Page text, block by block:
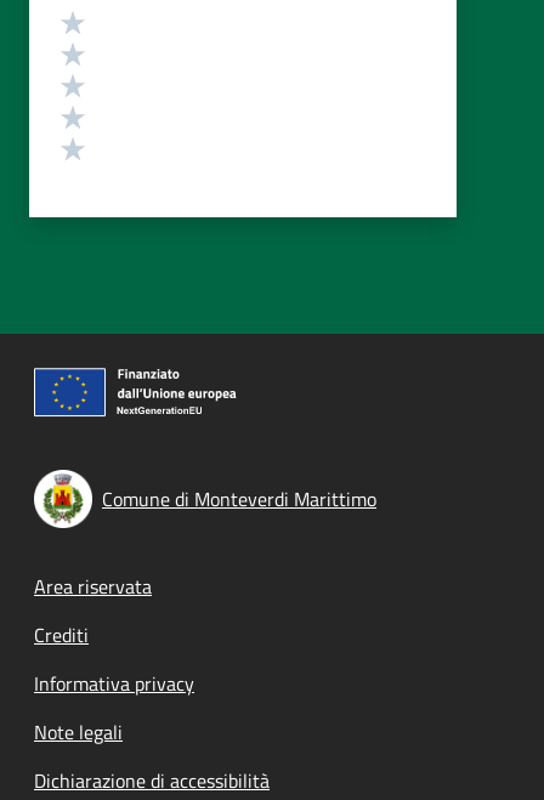
Valutazione
Comune di Monteverdi Marittimo
Footer menu
Area riservata
Crediti
Informativa privacy
Note legali
Dichiarazione di accessibilità